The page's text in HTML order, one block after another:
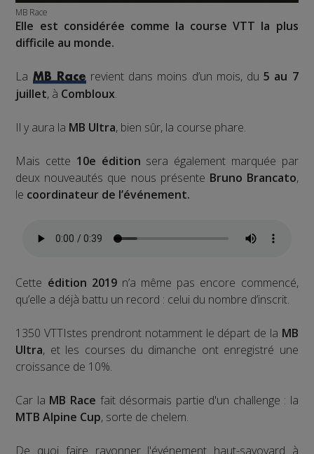
MB Race
Elle est considérée comme la course VTT la plus
difficile au monde.
La MB Racerevient dans moins d’un mois, du5 au 7
juillet, à Combloux.
Il y aura la MB Ultra, bien sûr, la course phare.
Mais cette 10e édition sera également marquée par
deux nouveautés que nous présente Bruno Brancato,
le coordinateur de l’événement.
Cette édition 2019n’a même pas encore commencé,
qu’elle a déjà battu un record : celui du nombre d’inscrit.
1350 VTTIstes prendront notamment le départ de la MB
Ultra, et les courses du dimanche ont enregistré une
croissance de 10%.
Car la MB Race fait désormais partie d'un challenge : la
MTB Alpine Cup, sorte de chelem.
De quoi faire rayonner l'événement haut-savoyard à